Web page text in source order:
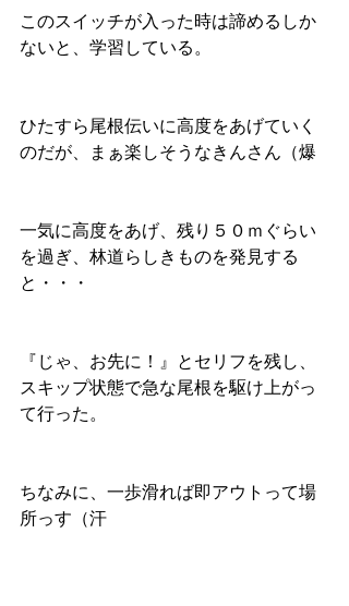
このスイッチが入った時は諦めるしか
ないと、学習している。
ひたすら尾根伝いに高度をあげていく
のだが、まぁ楽しそうなきんさん（爆
一気に高度をあげ、残り５０ｍぐらい
を過ぎ、林道らしきものを発見する
と・・・
『じゃ、お先に！』とセリフを残し、
スキップ状態で急な尾根を駆け上がっ
て行った。
ちなみに、一歩滑れば即アウトって場
所っす（汗